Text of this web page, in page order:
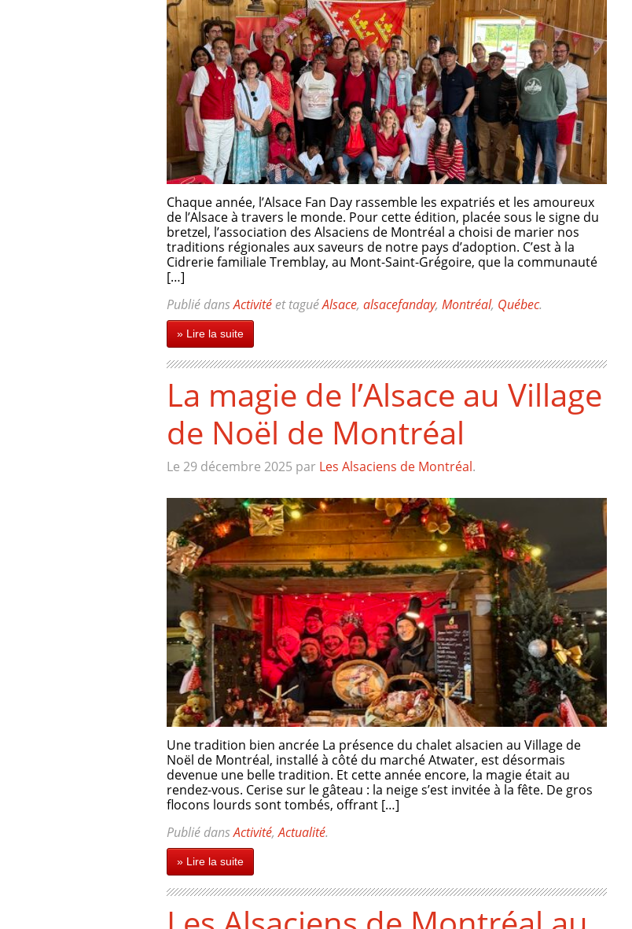
Chaque année, l’Alsace Fan Day rassemble les expatriés et les amoureux
de l’Alsace à travers le monde. Pour cette édition, placée sous le signe du
bretzel, l’association des Alsaciens de Montréal a choisi de marier nos
traditions régionales aux saveurs de notre pays d’adoption. C’est à la
Cidrerie familiale Tremblay, au Mont-Saint-Grégoire, que la communauté
[…]
Publié dansActivité et taguéAlsace, alsacefanday, Montréal, Québec.
» Lire la suite
La magie de l’Alsace au Village
de Noël de Montréal
Le 29 décembre 2025 par Les Alsaciens de Montréal.
Une tradition bien ancrée La présence du chalet alsacien au Village de
Noël de Montréal, installé à côté du marché Atwater, est désormais
devenue une belle tradition. Et cette année encore, la magie était au
rendez-vous. Cerise sur le gâteau : la neige s’est invitée à la fête. De gros
flocons lourds sont tombés, offrant […]
Publié dansActivité,Actualité.
» Lire la suite